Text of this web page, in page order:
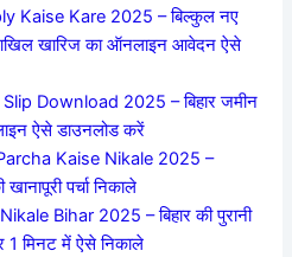
Kaise Kare 2025 – बिल्कुल नए
खारिज का ऑनलाइन आवेदन ऐसे
Download 2025 – बिहार जमीन
ऐसे डाउनलोड करें
Kaise Nikale 2025 –
पर्चा निकाले
Bihar 2025 – बिहार की पुरानी
1 मिनट में ऐसे निकाले